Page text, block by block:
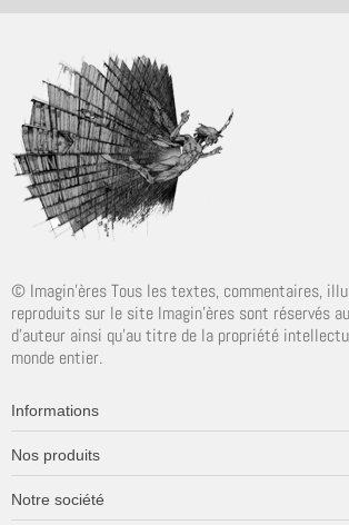
© Imagin'ères Tous les textes, commentaires,
reproduits sur le site Imagin'ères sont réservés
d'auteur ainsi qu'au titre de la propriété
monde entier.
Informations
Nos produits
Notre société